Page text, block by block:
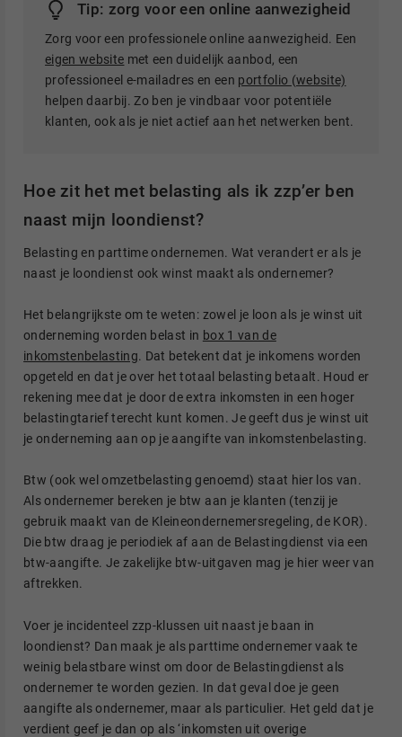
Tip: zorg voor een online aanwezigheid
Zorg voor een professionele online aanwezigheid. Een
eigen website met een duidelijk aanbod, een
professioneel e-mailadres en een portfolio (website)
helpen daarbij. Zo ben je vindbaar voor potentiële
klanten, ook als je niet actief aan het netwerken bent.
Hoe zit het met belasting als ik zzp’er ben
naast mijn loondienst?
Belasting en parttime ondernemen. Wat verandert er als je
naast je loondienst ook winst maakt als ondernemer?
Het belangrijkste om te weten: zowel je loon als je winst uit
onderneming worden belast in box 1 van de
inkomstenbelasting. Dat betekent dat je inkomens worden
opgeteld en dat je over het totaal belasting betaalt. Houd er
rekening mee dat je door de extra inkomsten in een hoger
belastingtarief terecht kunt komen. Je geeft dus je winst uit
je onderneming aan op je aangifte van inkomstenbelasting.
Btw (ook wel omzetbelasting genoemd) staat hier los van.
Als ondernemer bereken je btw aan je klanten (tenzij je
gebruik maakt van de Kleineondernemersregeling, de KOR).
Die btw draag je periodiek af aan de Belastingdienst via een
btw-aangifte. Je zakelijke btw-uitgaven mag je hier weer van
aftrekken.
Voer je incidenteel zzp-klussen uit naast je baan in
loondienst? Dan maak je als parttime ondernemer vaak te
weinig belastbare winst om door de Belastingdienst als
ondernemer te worden gezien. In dat geval doe je geen
aangifte als ondernemer, maar als particulier. Het geld dat je
verdient geef je dan op als ‘inkomsten uit overige